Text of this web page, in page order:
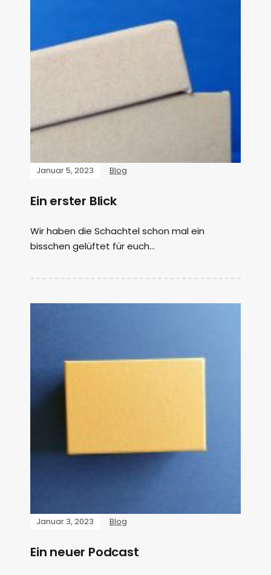
Januar 5, 2023 Blog
Ein erster Blick
Wir haben die Schachtel schon mal ein
bisschen gelüftet für euch…
Januar 3, 2023 Blog
Ein neuer Podcast